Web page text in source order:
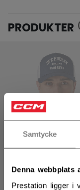
Samtycke
Denna webbplats
Prestation ligger i
PRODUKTER
ATHLEISURE
MESHBACK
TRUCKERKEPS